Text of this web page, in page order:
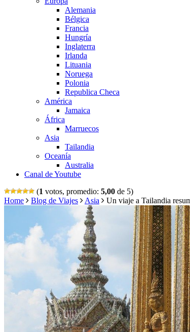
Alemania
Bélgica
Francia
Hungría
Inglaterra
Irlanda
Lituania
Noruega
Polonia
Republica Checa
América
Jamaica
África
Marruecos
Asia
Tailandia
Oceanía
Australia
Canal de Youtube
(1 votos, promedio: 5,00 de 5)
Home
Blog de Viajes Asia Un viaje a Tailandia